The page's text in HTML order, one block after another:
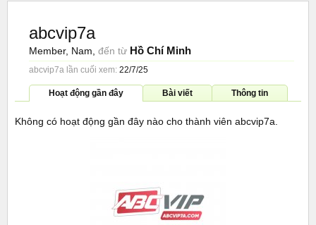
abcvip7a
Member, Nam, đến từ Hồ Chí Minh
abcvip7a lần cuối xem: 22/7/25
Hoạt động gần đây Bài viết Thông tin
Không có hoạt động gần đây nào cho thành viên abcvip7a.